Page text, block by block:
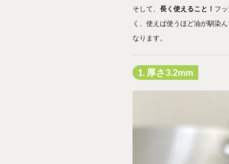
そして、 長く使えること！ フ
く、使えば使うほど油が馴染
なります。
1. 厚さ3.2mm